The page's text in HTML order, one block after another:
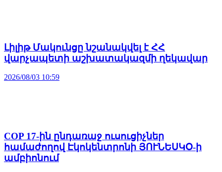
Լիլիթ Մակունցը նշանակվել է ՀՀ
վարչապետի աշխատակազմի ղեկավար
2026/08/03 10:59
COP 17-ին ընդառաջ ուսուցիչներ
համաժողով Էկոկենտրոնի ՅՈՒՆԵՍԿՕ-ի
ամբիոնում